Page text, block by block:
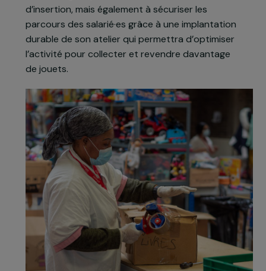
en développant ses ventes. Ces
développements bénéficieront aux salarié·es en
insertion afin de leur assurer une meilleure
employabilité et autonomie financière. Son plan
d’action pour les 3 prochaines années consiste à
intégrer la découverte des métiers du numérique
et de la logistique dans les activités du chantier
d’insertion, mais également à sécuriser les
parcours des salarié·es grâce à une implantation
durable de son atelier qui permettra d’optimiser
l’activité pour collecter et revendre davantage
de jouets.